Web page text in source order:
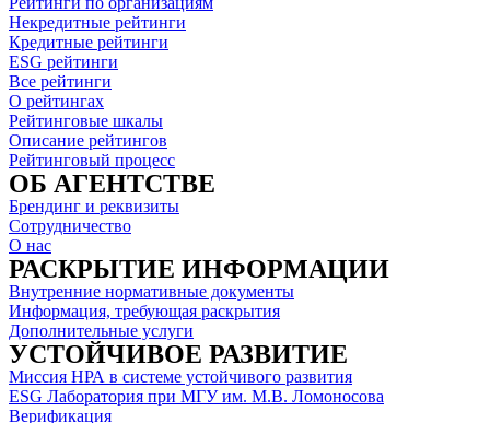
Некредитные рейтинги
Кредитные рейтинги
ESG рейтинги
Все рейтинги
О рейтингах
Рейтинговые шкалы
Описание рейтингов
Рейтинговый процесс
ОБ АГЕНТСТВЕ
Брендинг и реквизиты
Сотрудничество
О нас
РАСКРЫТИЕ ИНФОРМАЦИИ
Внутренние нормативные документы
Информация, требующая раскрытия
Дополнительные услуги
УСТОЙЧИВОЕ РАЗВИТИЕ
Миссия НРА в системе устойчивого развития
ESG Лаборатория при МГУ им. М.В. Ломоносова
Верификация